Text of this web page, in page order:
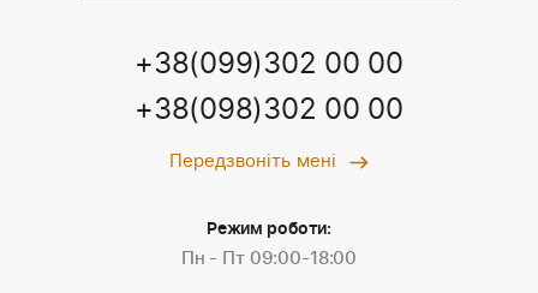
+38(099)302 00 00
+38(098)302 00 00
Передзвоніть мені
Режим роботи:
Пн - Пт 09:00-18:00